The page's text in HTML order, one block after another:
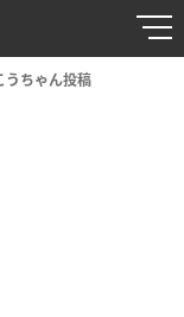
うちゃん投稿